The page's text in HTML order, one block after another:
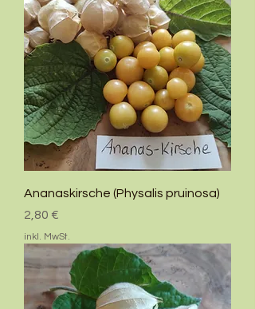
Ananaskirsche (Physalis pruinosa)
Preis
2,80 €
inkl. MwSt.